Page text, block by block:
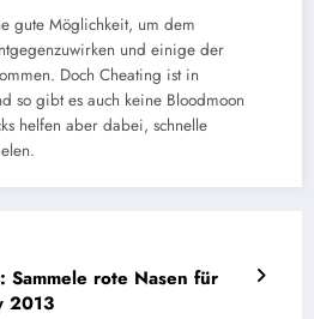
gute Möglichkeit, um dem
und einige der
Doch Cheating ist in
so gibt es auch keine Bloodmoon
helfen aber dabei, schnelle
Sammele rote Nasen für
2013